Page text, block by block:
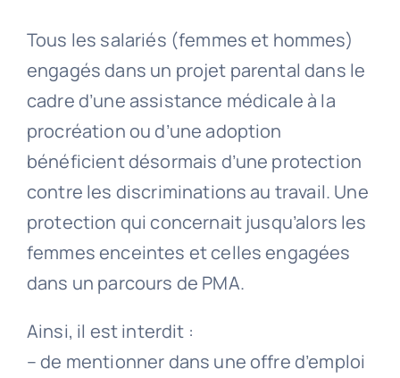
Tous les salariés (femmes et hommes)
engagés dans un projet parental dans le
cadre d’une assistance médicale à la
procréation ou d’une adoption
bénéficient désormais d’une protection
contre les discriminations au travail. Une
protection qui concernait jusqu’alors les
femmes enceintes et celles engagées
dans un parcours de PMA.
Ainsi, il est interdit :
– de mentionner dans une offre d’emploi